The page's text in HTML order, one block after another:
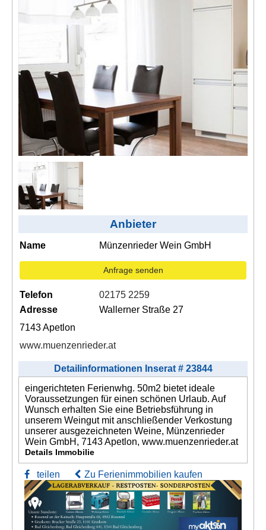
Kontakt
AGB, Nutzungsbedingungen
Impressum
Anbieter
Name Münzenrieder Wein GmbH
Anfrage senden
Telefon
02175 2259
Adresse
Wallerner Straße 27
7143 Apetlon
www.muenzenrieder.at
Detailinformationen Inserat # 23844
eingerichteten Ferienwhg. 50m2 bietet ideale
Voraussetzungen für einen schönen Urlaub. Auf
Wunsch erhalten Sie eine Betriebsführung in
unserem Weingut mit anschließender Verkostung
unserer ausgezeichneten Weine, Münzenrieder
Wein GmbH, 7143 Apetlon, www.muenzenrieder.at
Details Immobilie
teilen Zu Ferienimmobilien kaufen